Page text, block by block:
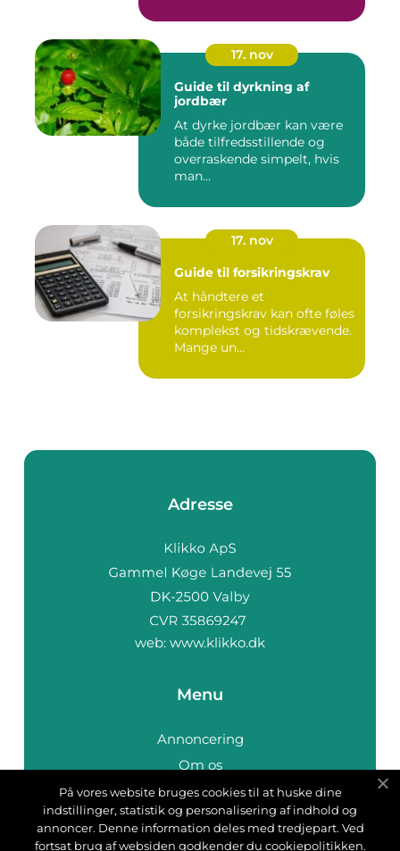
17. nov
Guide til dyrkning af
jordbær
At dyrke jordbær kan være
både tilfredsstillende og
overraskende simpelt, hvis
man...
17. nov
Guide til forsikringskrav
At håndtere et
forsikringskrav kan ofte føles
komplekst og tidskrævende.
Mange un...
Adresse
web: www.klikko.dk
Menu
Annoncering
Om os
Cookies
Kontakt os
Sitemap
På vores website bruges cookies til at huske dine
indstillinger, statistik og personalisering af indhold og
annoncer. Denne information deles med tredjepart. Ved
fortsat brug af websiden godkender du cookiepolitikken.